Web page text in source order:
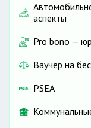
аспекты
Pro bono —
Ваучер на
PSEA